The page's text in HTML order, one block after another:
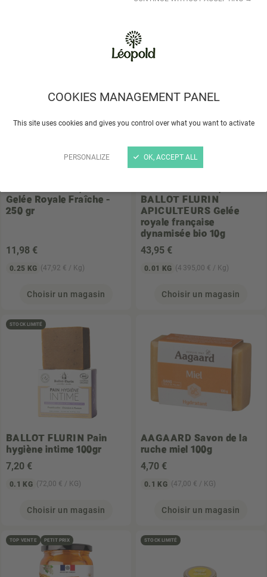
COOKIES MANAGEMENT PANEL
This site uses cookies and gives you control over what you want to activate
PERSONALIZE OK, ACCEPT ALL
Gelée Royale Fraîche -
250 gr
11 ,98 €
0.25 KG (47,92 € / Kg)
Choisir un magasin
BALLOT FLURIN
APICULTEURS Gelée
royale française
dynamisée bio 10g
43,95 €
0.01 KG (4 395,00 € / Kg)
Choisir un magasin
STOCK LIMITÉ
BALLOT FLURIN Pain
hygiène intime 100gr
7,20 €
0.1 KG (72,00 € / KG)
Choisir un magasin
AAGAARD Savon de la
ruche miel 100g
4,70 €
0.1 KG (47,00 € / KG)
Choisir un magasin
TOP VENTE PETIT PRIX STOCK LIMITÉ